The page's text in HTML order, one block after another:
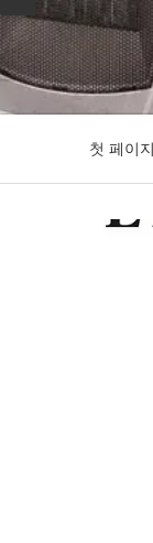
첫 페이지